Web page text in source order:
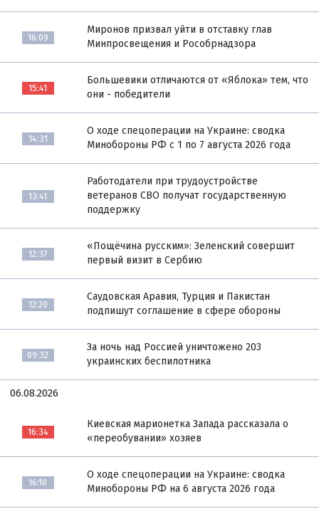
16:09
Миронов призвал уйти в отставку глав
Минпросвещения и Рособрнадзора
15:41
Большевики отличаются от «Яблока» тем, что
они - победители
14:31
О ходе спецоперации на Украине: сводка
Минобороны РФ с 1 по 7 августа 2026 года
13:41
Работодатели при трудоустройстве
ветеранов СВО получат государственную
поддержку
12:37
«Пощёчина русским»: Зеленский совершит
первый визит в Сербию
12:20
Саудовская Аравия, Турция и Пакистан
подпишут соглашение в сфере обороны
09:32
За ночь над Россией уничтожено 203
украинских беспилотника
06.08.2026
16:34
Киевская марионетка Запада рассказала о
«переобувании» хозяев
16:10
О ходе спецоперации на Украине: сводка
Минобороны РФ на 6 августа 2026 года